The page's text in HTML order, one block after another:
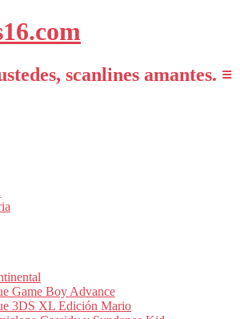
scanlines amantes. ≡
Game Boy Advance
3DS XL Edición Mario